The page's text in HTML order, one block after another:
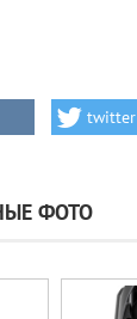
twitter
ФОТО